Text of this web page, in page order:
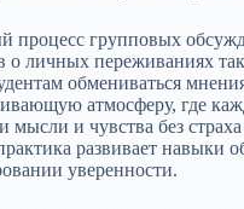
процесс групповых
о личных переживаниях
обмениваться
атмосферу, где
мысли и чувства без
развивает навыки
уверенности.